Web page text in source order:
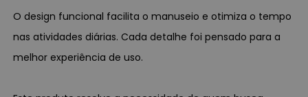
O design funcional facilita o manuseio e otimiza o tempo
nas atividades diárias. Cada detalhe foi pensado para a
melhor experiência de uso.